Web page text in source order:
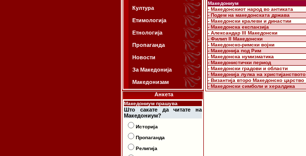
Култура
Етимологија
Етнологија
Пропаганда
Новости
За Македонија
Македонизам
Анкета
Македониум прашува
Што сакате да читате на
Македониум?
Историја
Пропаганда
Религија
Македониум
- Македонскиот народ во антиката
- Подем на македонската држава
- Македонски кралеви и династии
- Македонска експанзија
- Александар III Македонски
- Филип II Македонски
- Македонско-римски војни
- Македонија под Рим
- Македонска нумизматика
- Македонистички период
- Македонски градови и области
- Македонија лулка на христијанството
- Византија второ Македонско царство
- Македонски симболи и хералдика